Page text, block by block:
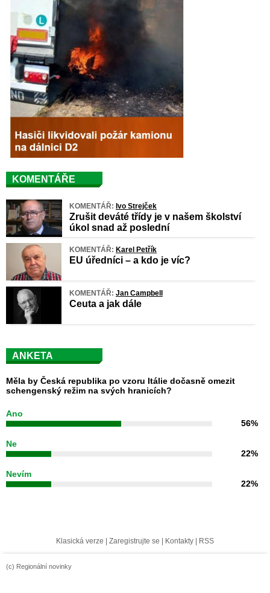
KOMENTÁŘE
KOMENTÁŘ: Ivo Strejček
Zrušit deváté třídy je v našem školství
úkol snad až poslední
KOMENTÁŘ: Karel Petřík
EU úředníci – a kdo je víc?
KOMENTÁŘ: Jan Campbell
Ceuta a jak dále
ANKETA
Měla by Česká republika po vzoru Itálie dočasně omezit
schengenský režim na svých hranicích?
Ano
56%
Ne
22%
Nevím
22%
Klasická verze | Zaregistrujte se | Kontakty | RSS
(c) Regionální novinky